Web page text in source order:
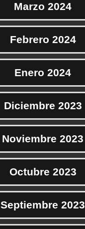
Marzo 2024
Febrero 2024
Enero 2024
Diciembre 2023
Noviembre 2023
Octubre 2023
Septiembre 2023